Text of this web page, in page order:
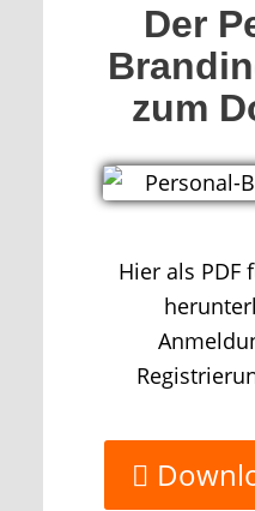
Der
zum
Hier als PDF